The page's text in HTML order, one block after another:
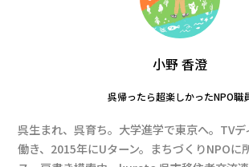
小野 香澄
呉帰ったら超楽しかったNPO職
呉生まれ、呉育ち。大学進学で東京へ。TVデ
働き、2015年にUターン。まちづくりNPOに